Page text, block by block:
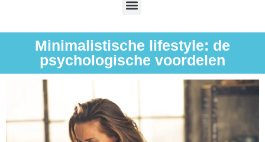
Minimalistische lifestyle: de
psychologische voordelen